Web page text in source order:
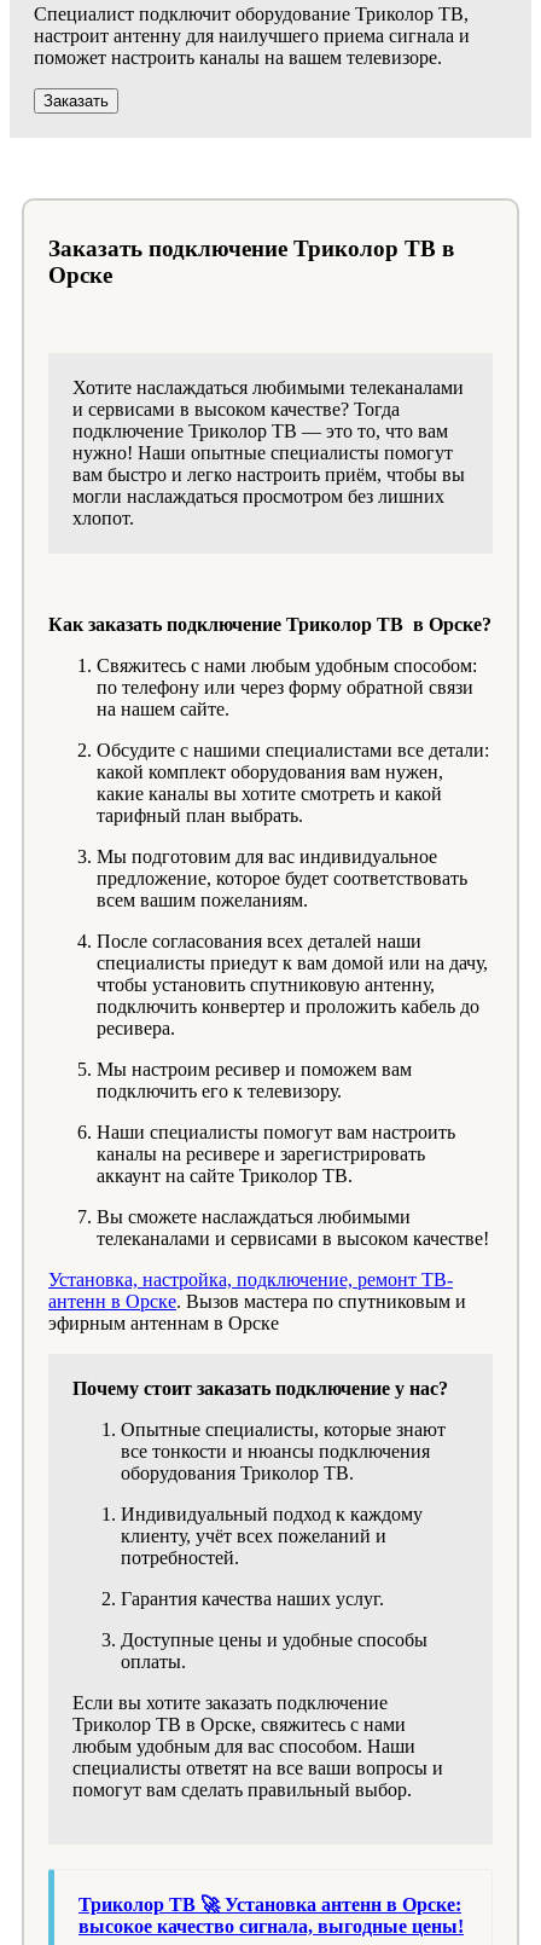
Специалист подключит оборудование Триколор ТВ,
настроит антенну для наилучшего приема сигнала и
поможет настроить каналы на вашем телевизоре.
Заказать
Заказать подключение Триколор ТВ в
Орске
Хотите наслаждаться любимыми телеканалами
и сервисами в высоком качестве? Тогда
подключение Триколор ТВ — это то, что вам
нужно! Наши опытные специалисты помогут
вам быстро и легко настроить приём, чтобы вы
могли наслаждаться просмотром без лишних
хлопот.
Как заказать подключение Триколор ТВ в Орске?
Свяжитесь с нами любым удобным способом:
по телефону или через форму обратной связи
на нашем сайте.
Обсудите с нашими специалистами все детали:
какой комплект оборудования вам нужен,
какие каналы вы хотите смотреть и какой
тарифный план выбрать.
Мы подготовим для вас индивидуальное
предложение, которое будет соответствовать
всем вашим пожеланиям.
После согласования всех деталей наши
специалисты приедут к вам домой или на дачу,
чтобы установить спутниковую антенну,
подключить конвертер и проложить кабель до
ресивера.
Мы настроим ресивер и поможем вам
подключить его к телевизору.
Наши специалисты помогут вам настроить
каналы на ресивере и зарегистрировать
аккаунт на сайте Триколор ТВ.
Вы сможете наслаждаться любимыми
телеканалами и сервисами в высоком качестве!
Установка, настройка, подключение, ремонт ТВ-
антенн в Орске. Вызов мастера по спутниковым и
эфирным антеннам в Орске
Почему стоит заказать подключение у нас?
Опытные специалисты, которые знают
все тонкости и нюансы подключения
оборудования Триколор ТВ.
Индивидуальный подход к каждому
клиенту, учёт всех пожеланий и
потребностей.
Гарантия качества наших услуг.
Доступные цены и удобные способы
оплаты.
Если вы хотите заказать подключение
Триколор ТВ в Орске, свяжитесь с нами
любым удобным для вас способом. Наши
специалисты ответят на все ваши вопросы и
помогут вам сделать правильный выбор.
Триколор ТВ 🚀 Установка антенн в Орске:
высокое качество сигнала, выгодные цены!